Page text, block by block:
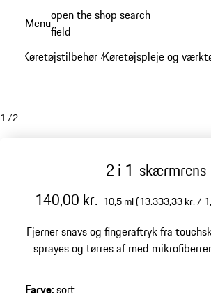
Menuopen the shop search
field
Køretøjstilbehør /Køretøjspleje og
1 /2
2 i 1-skærmrens
140,00 kr. 10,5 ml (13.333,33 kr. /
Fjerner snavs og fingeraftryk fra
sprayes og tørres af med
Farve:sort